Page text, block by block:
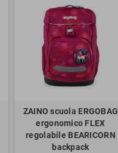
ZAINO scuola ERGOBAG
ergonomico FLEX
regolabile BEARICORN
backpack